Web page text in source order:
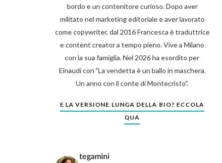
bordo e un contenitore curioso. Dopo aver
militato nel marketing editoriale e aver lavorato
come copywriter, dal 2016 Francesca è traduttrice
e content creator a tempo pieno. Vive a Milano
con la sua famiglia. Nel 2026 ha esordito per
Einaudi con "La vendetta è un ballo in maschera.
Un anno con il conte di Montecristo".
E LA VERSIONE LUNGA DELLA BIO? ECCOLA
QUA
tegamini